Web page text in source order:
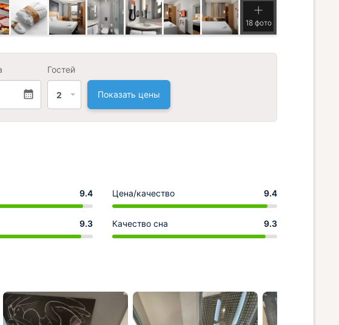
18 фото
Гостей
2 Показать цены
9.4 Цена/качество 9.4
9.3 Качество сна 9.3